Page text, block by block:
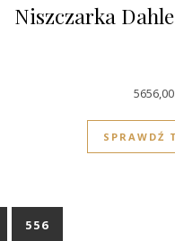
Niszczarka
5656,00
SPRAWDŹ
556